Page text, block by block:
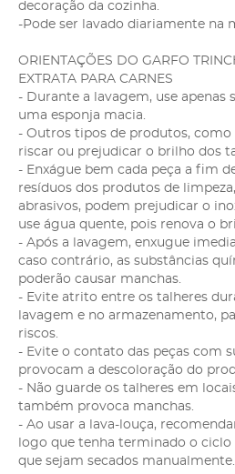
decoração da cozinha.
-Pode ser lavado diariamente na
ORIENTAÇÕES DO GARFO
EXTRATA PARA CARNES
- Durante a lavagem, use apenas
uma esponja macia.
- Outros tipos de produtos, como
riscar ou prejudicar o brilho dos
- Enxágue bem cada peça a fim
resíduos dos produtos de
abrasivos, podem prejudicar o
use água quente, pois renova o
- Após a lavagem, enxugue
caso contrário, as substâncias
poderão causar manchas.
- Evite atrito entre os talheres
lavagem e no armazenamento,
riscos.
- Evite o contato das peças com
provocam a descoloração do
- Não guarde os talheres em
também provoca manchas.
- Ao usar a lava-louça,
logo que tenha terminado o
que sejam secados manualmente.